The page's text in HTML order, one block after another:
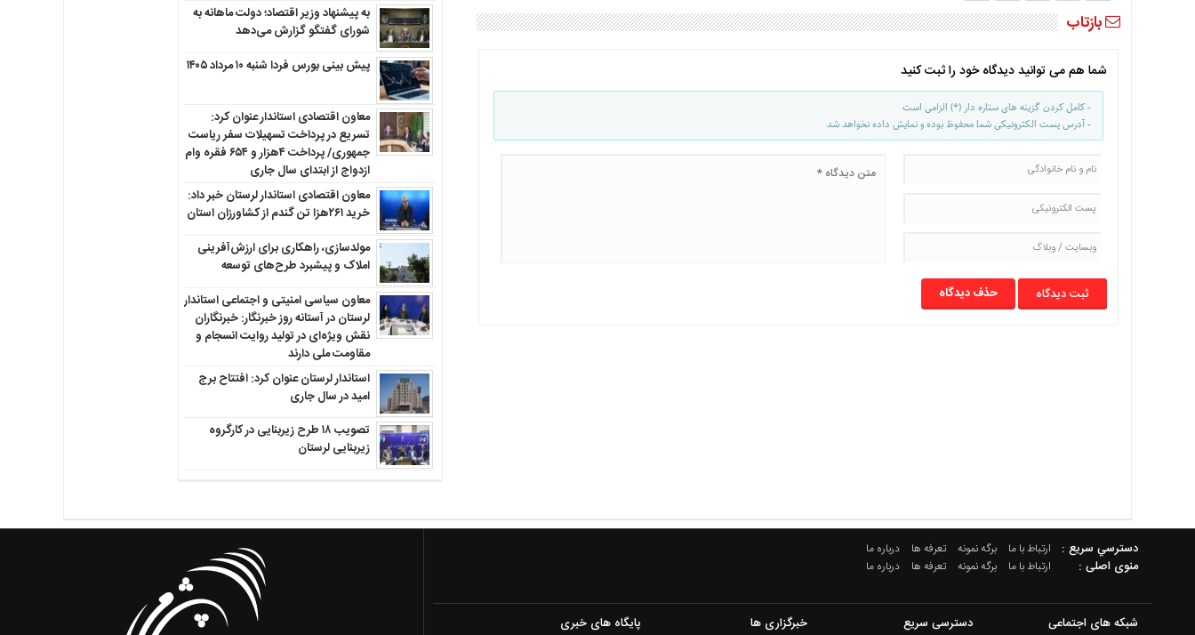
بازتاب
شما هم می توانید دیدگاه خود را ثبت کنید
- کامل کردن گزینه های ستاره دار (*) الزامی است
- آدرس پست الکترونیکی شما محفوظ بوده و نمایش داده نخواهد شد
حذف دیدگاه
به پیشنهاد وزیر اقتصاد؛ دولت ماهانه به
شورای گفتگو گزارش می‌دهد
پیش بینی بورس فردا شنبه ۱۰ مرداد ۱۴۰۵
معاون اقتصادی استاندار عنوان کرد:
تسریع در پرداخت تسهیلات سفر ریاست
جمهوری/ پرداخت ۴هزار و ۶۵۴ فقره وام
ازدواج از ابتدای سال جاری
معاون اقتصادی استاندار لرستان خبر داد:
خرید ۲۶۱هزا تن گندم از کشاورزان استان
مولدسازی، راهکاری برای ارزش‌آفرینی
املاک و پیشبرد طرح‌های توسعه
معاون سیاسی امنیتی و اجتماعی استاندار
لرستان در آستانه روز خبرنگار: خبرنگاران
نقش ویژه‌ای در تولید روایت انسجام و
مقاومت ملی دارند
استاندار لرستان عنوان کرد: افتتاح برج
امید در سال جاری
تصویب ۱۸ طرح زیربنایی در کارگروه
زیربنایی لرستان
دسترسي سريع : ارتباط با ما برگه نمونه تعرفه ها درباره ما
منوی اصلی : ارتباط با ما برگه نمونه تعرفه ها درباره ما
شبکه های اجتماعی دسترسی سریع خبرگزاری ها پایگاه های خبری